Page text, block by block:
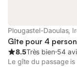
Plougastel-Daoulas,
Gîte pour 4
8.5Très bien⋅54
Le gîte du passage